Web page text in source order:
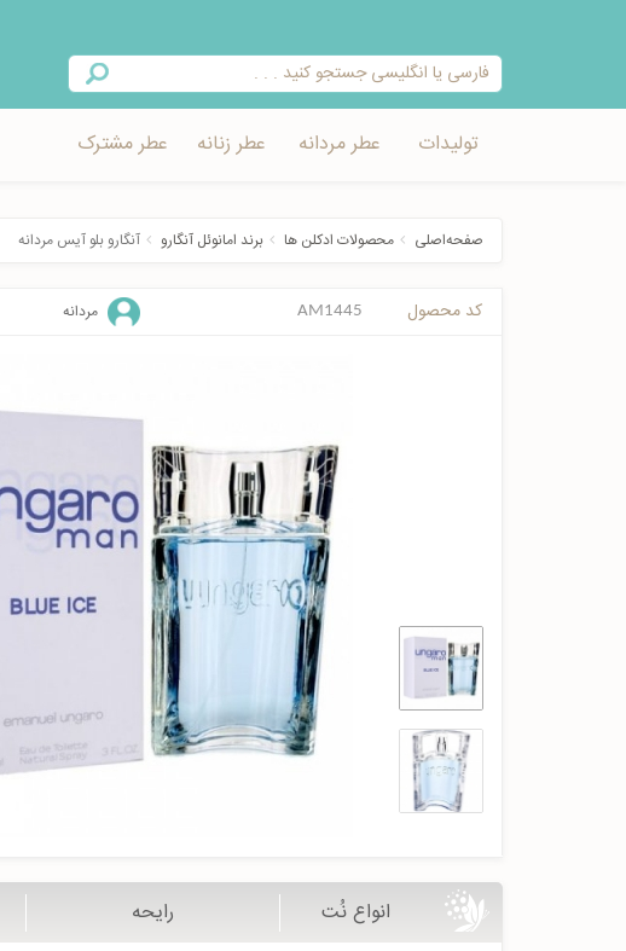
تولیدات عطر مردانه عطر زنانه عطر مشترک
صفحه‌اصلی محصولات ادکلن ها برند امانوئل آنگارو آنگارو بلو آيس مردانه
کد محصول AM1445 مردانه
انواع نُت رایحه